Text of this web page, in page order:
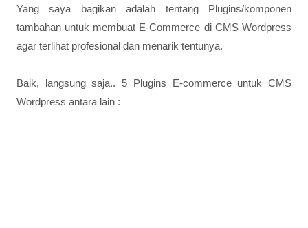
Yang saya bagikan adalah tentang Plugins/komponen
tambahan untuk membuat E-Commerce di CMS Wordpress
agar terlihat profesional dan menarik tentunya.
Baik, langsung saja.. 5 Plugins E-commerce untuk CMS
Wordpress antara lain :